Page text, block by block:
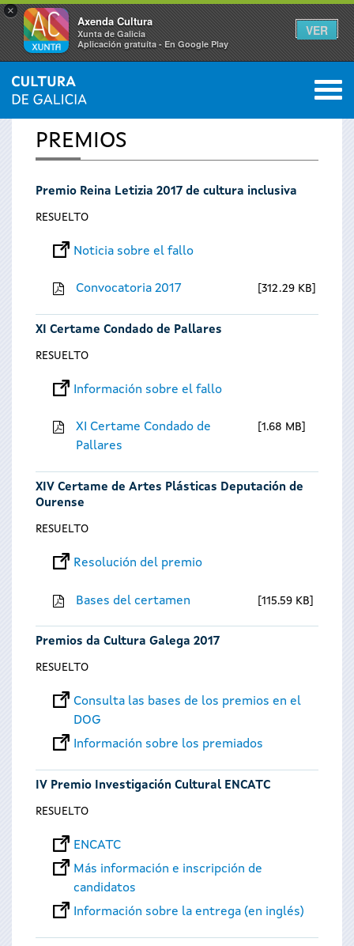
×
Axenda Cultura
Xunta de Galicia
Aplicación gratuíta - En Google Play
VER
Se
encuentra
usted
INICIO 0
PREMIOS
Premio Reina Letizia 2017 de cultura inclusiva
RESUELTO
Noticia sobre el fallo
Convocatoria 2017 312.29 KB
XI Certame Condado de Pallares
RESUELTO
Información sobre el fallo
XI Certame Condado de
Pallares
1.68 MB
XIV Certame de Artes Plásticas Deputación de
Ourense
RESUELTO
Resolución del premio
Bases del certamen 115.59 KB
Premios da Cultura Galega 2017
RESUELTO
Consulta las bases de los premios en el
DOG
Información sobre los premiados
IV Premio Investigación Cultural ENCATC
RESUELTO
ENCATC
Más información e inscripción de
candidatos
Información sobre la entrega (en inglés)